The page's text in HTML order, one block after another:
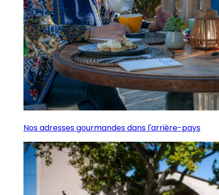
Nos adresses gourmandes dans l'arrière-pays